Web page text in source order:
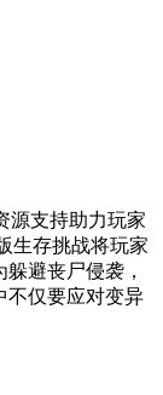
源支持助力玩家
生存挑战将玩家
避丧尸侵袭，
不仅要应对变异